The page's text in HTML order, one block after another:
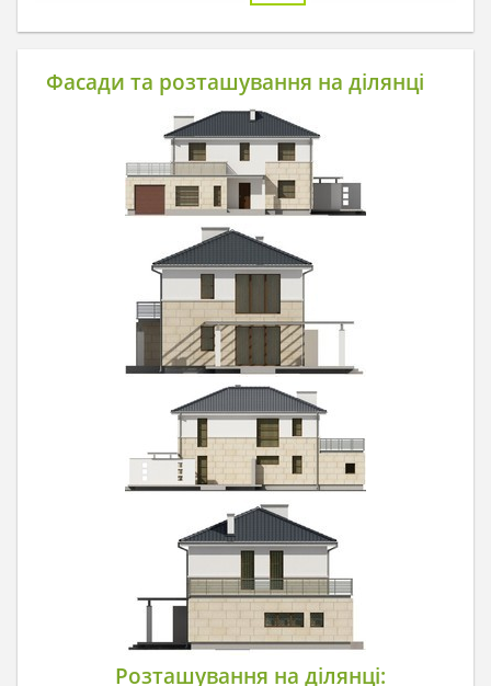
Фасади та розташування на ділянці
Розташування на ділянці: